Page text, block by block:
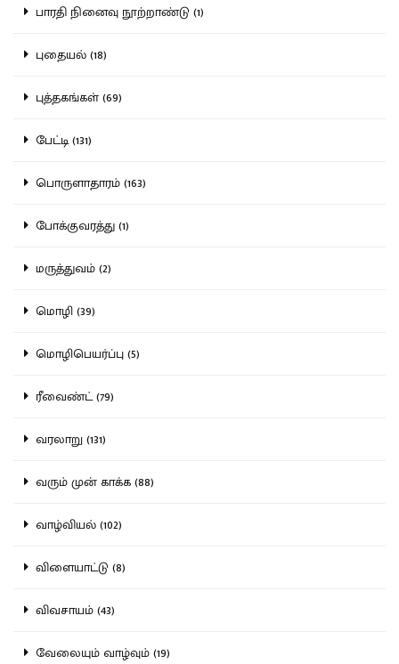
பாரதி நினைவு நூற்றாண்டு (1)
புதையல் (18)
புத்தகங்கள் (69)
பேட்டி (131)
பொருளாதாரம் (163)
போக்குவரத்து (1)
மருத்துவம் (2)
மொழி (39)
மொழிபெயர்ப்பு (5)
ரீவைண்ட் (79)
வரலாறு (131)
வரும் முன் காக்க (88)
வாழ்வியல் (102)
விளையாட்டு (8)
விவசாயம் (43)
வேலையும் வாழ்வும் (19)